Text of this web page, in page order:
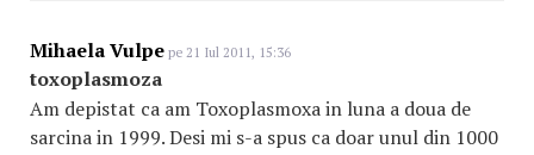
Mihaela Vulpe pe 21 Iul 2011, 15:36
toxoplasmoza
Am depistat ca am Toxoplasmoxa in luna a doua de
sarcina in 1999. Desi mi s-a spus ca doar unul din 1000